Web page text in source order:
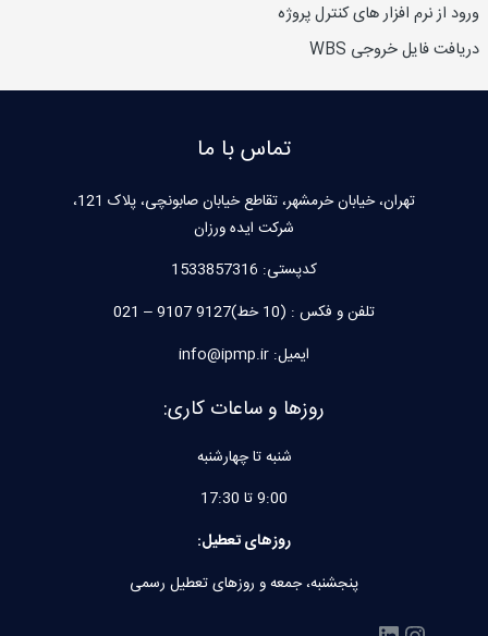
ورود از نرم افزار های کنترل پروژه
دریافت فایل خروجی WBS
تماس با ما
تهران، خیابان خرمشهر، تقاطع خیابان صابونچی، پلاک 121،
شرکت ایده ورزان
کدپستی: 1533857316
تلفن و فکس : (10 خط)9127 9107 – 021
ایمیل: info@ipmp.ir
روزها و ساعات کاری:
شنبه تا چهارشنبه
9:00 تا 17:30
روزهای تعطیل:
پنجشنبه، جمعه و روزهای تعطیل رسمی
اینستاگرم
لینکداین